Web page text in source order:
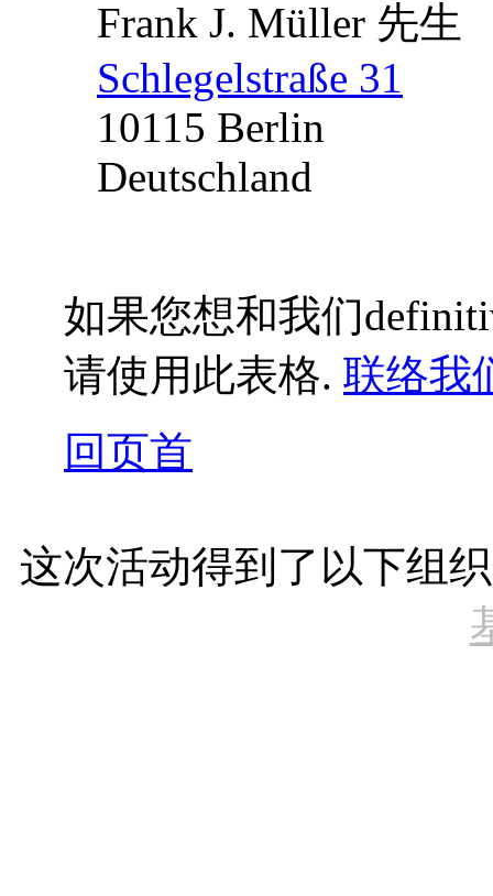
Frank J. Müller 先生
Schlegelstraße 31
10115 Berlin
Deutschland
如果您想和我们
请使用此表格. 联络我
回页首
这次活动得到了以下组